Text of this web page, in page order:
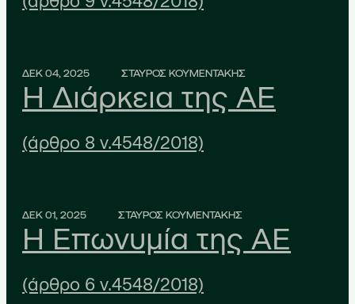
ΔΕΚ 04, 2025 ΣΤΑΥΡΟΣ ΚΟΥΜΕΝΤΑΚΗΣ
Η Διάρκεια της ΑΕ
(άρθρο 8 ν.4548/2018)
ΔΕΚ 01, 2025 ΣΤΑΥΡΟΣ ΚΟΥΜΕΝΤΑΚΗΣ
Η Επωνυμία της ΑΕ
(άρθρο 6 ν.4548/2018)